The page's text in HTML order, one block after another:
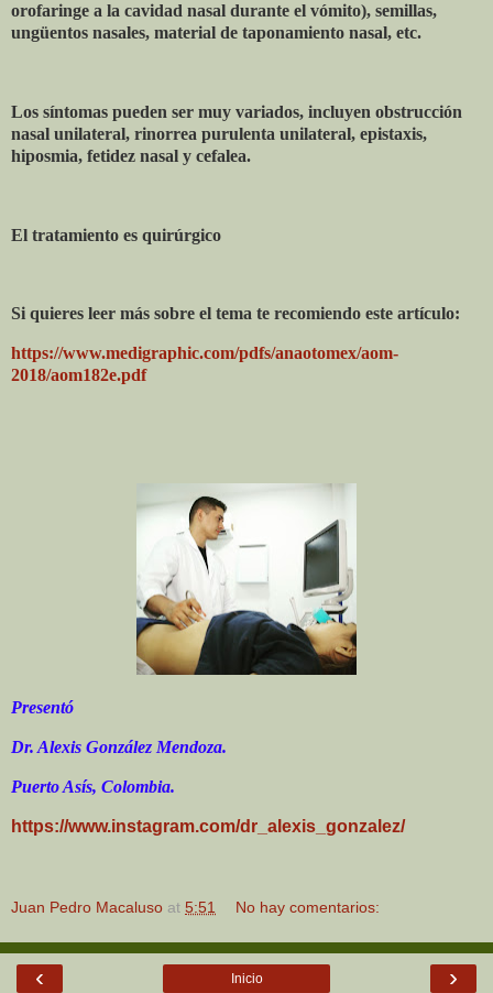
orofaringe a la cavidad nasal durante el vómito), semillas,
ungüentos nasales, material de taponamiento nasal, etc.
Los síntomas pueden ser muy variados, incluyen obstrucción
nasal unilateral, rinorrea purulenta unilateral, epistaxis,
hiposmia, fetidez nasal y cefalea.
El tratamiento es quirúrgico
Si quieres leer más sobre el tema te recomiendo este artículo:
https://www.medigraphic.com/pdfs/anaotomex/aom-
2018/aom182e.pdf
Presentó
Dr. Alexis González Mendoza.
Puerto Asís, Colombia.
https://www.instagram.com/dr_alexis_gonzalez/
Juan Pedro Macaluso at 5:51 No hay comentarios:
‹ ›
Inicio